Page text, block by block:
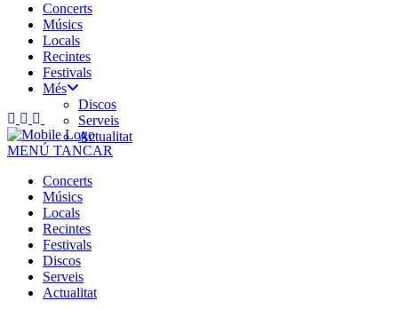
Concerts
Músics
Locals
Recintes
Festivals
Més
Discos
Serveis
Actualitat
MENÚ TANCAR
Concerts
Músics
Locals
Recintes
Festivals
Discos
Serveis
Actualitat